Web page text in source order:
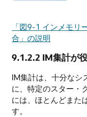
「図9-1 インメモリ
合」の説明
9.1.2.2 IM集計が
IM集計は、十分なシ
に、特定のスター・
には、ほとんどまた
す。